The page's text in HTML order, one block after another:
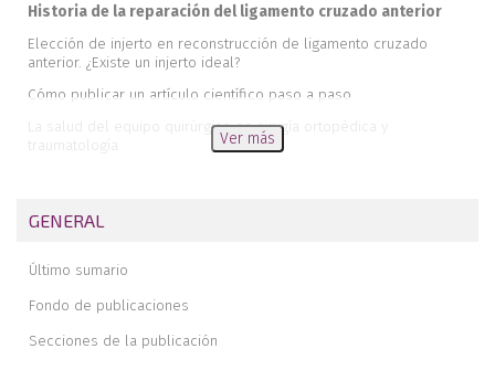
Historia de la reparación del ligamento cruzado anterior
Elección de injerto en reconstrucción de ligamento cruzado
anterior. ¿Existe un injerto ideal?
Cómo publicar un artículo científico paso a paso
La salud del equipo quirúrgico en cirugía ortopédica y
traumatología
Pau Golanó in memoriam. Presentación del “Premio a la mejor
Ver más
GENERAL
Último sumario
Fondo de publicaciones
Secciones de la publicación